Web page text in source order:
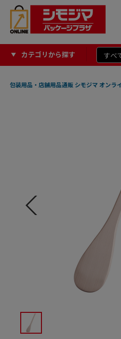
カテゴリから探す
包装用品・店舗用品通販 シモジマ オンラ